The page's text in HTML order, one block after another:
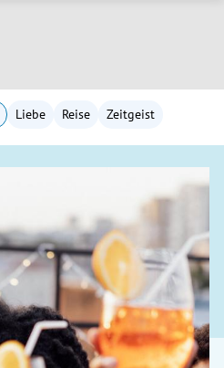
Liebe Reise Zeitgeist